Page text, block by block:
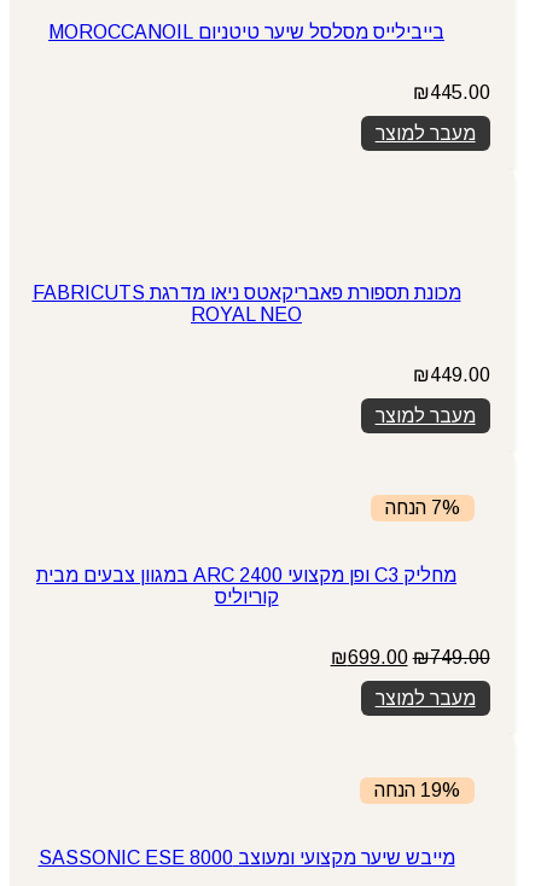
בייבילייס מסלסל שיער טיטניום MOROCCANOIL
₪445.00
מעבר למוצר
מכונת תספורת פאבריקאטס ניאו מדרגת FABRICUTS
ROYAL NEO
₪449.00
מעבר למוצר
7% הנחה
מחליק C3 ופן מקצועי ARC 2400 במגוון צבעים מבית
קוריוליס
₪749.00
המחיר
המקורי
היה:
₪749.00.
₪699.00
מעבר למוצר
19% הנחה
מייבש שיער מקצועי ומעוצב SASSONIC ESE 8000